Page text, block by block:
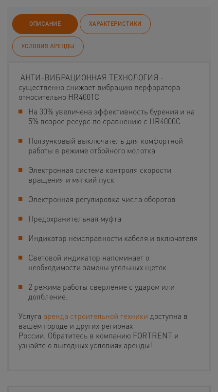
ОПИСАНИЕ ХАРАКТЕРИСТИКИ
УСЛОВИЯ АРЕНДЫ
АНТИ-ВИБРАЦИОННАЯ ТЕХНОЛОГИЯ -
существенно снижает вибрацию перфоратора
относительно HR4001C
На 30% увеличена эффективность бурения и на
5% возрос ресурс по сравнению с HR4000C
Ползунковый выключатель для комфортной
работы в режиме отбойного молотка
Электронная система контроля скорости
вращения и мягкий пуск
Электронная регулировка числа оборотов
Предохранительная муфта
Индикатор неисправности кабеля и включателя
Световой индикатор напоминает о
необходимости замены угольных щеток .
2 режима работы сверление с ударом или
долбление.
Услуга аренда строительной техники доступна в
вашем городе и других регионах
России. Обратитесь в компанию FORTRENT и
узнайте о выгодных условиях аренды!